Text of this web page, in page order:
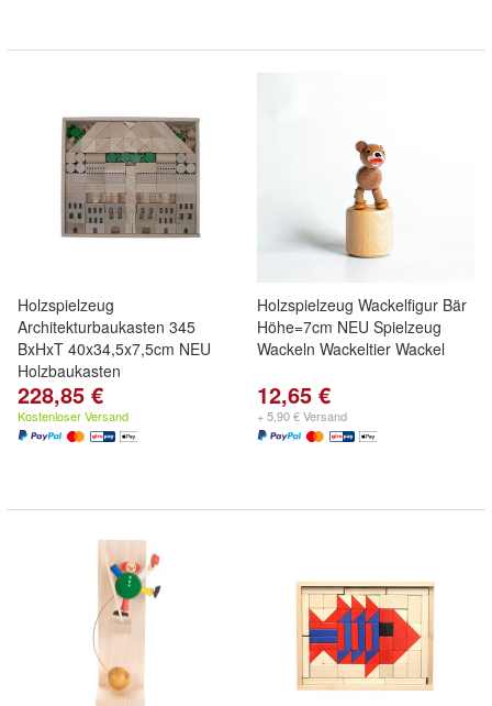
Holzspielzeug
Architekturbaukasten 345
BxHxT 40x34,5x7,5cm NEU
Holzbaukasten
228,85 €
Kostenloser Versand
Holzspielzeug Wackelfigur Bär
Höhe=7cm NEU Spielzeug
Wackeln Wackeltier Wackel
12,65 €
+ 5,90 € Versand